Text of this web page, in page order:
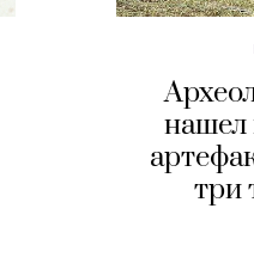
нашел
три